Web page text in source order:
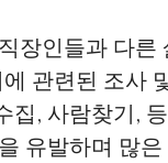
장인들과 다른
관련된 조사
집, 사람찾기,
유발하며 많